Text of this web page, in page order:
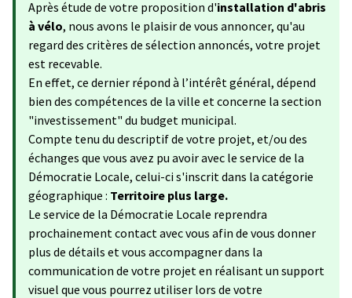
Après étude de votre proposition d'installation d'abris
à vélo, nous avons le plaisir de vous annoncer, qu'au
regard des critères de sélection annoncés, votre projet
est recevable.
En effet, ce dernier répond à l’intérêt général, dépend
bien des compétences de la ville et concerne la section
"investissement" du budget municipal.
Compte tenu du descriptif de votre projet, et/ou des
échanges que vous avez pu avoir avec le service de la
Démocratie Locale, celui-ci s'inscrit dans la catégorie
géographique : Territoire plus large.
Le service de la Démocratie Locale reprendra
prochainement contact avec vous afin de vous donner
plus de détails et vous accompagner dans la
communication de votre projet en réalisant un support
visuel que vous pourrez utiliser lors de votre